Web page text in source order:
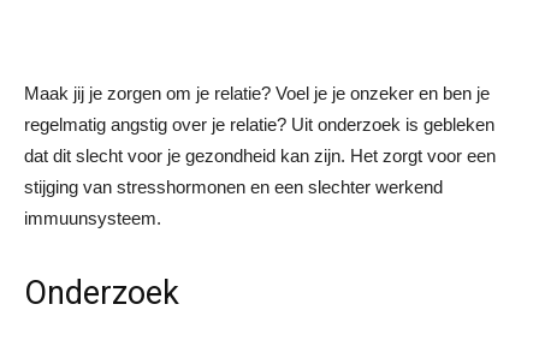
Maak jij je zorgen om je relatie? Voel je je onzeker en ben je
regelmatig angstig over je relatie? Uit onderzoek is gebleken
dat dit slecht voor je gezondheid kan zijn. Het zorgt voor een
stijging van stresshormonen en een slechter werkend
immuunsysteem.
Onderzoek